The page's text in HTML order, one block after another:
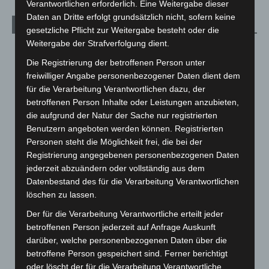
August 2026
Juli 2026(73)
Juni 2026(139)
Mai 2026(99)
April 2026
März 2026(115)
Februar 2026(109)
Januar 2026
(122)
Dezember 2025(103)
November 2025(114)
Oktober 2025 (112)
September 2025
Verantwortlichen erforderlich. Eine Weitergabe dieser
Daten an Dritte erfolgt grundsätzlich nicht, sofern keine
gesetzliche Pflicht zur Weitergabe besteht oder die
Weitergabe der Strafverfolgung dient.
Die Registrierung der betroffenen Person unter
freiwilliger Angabe personenbezogener Daten dient dem
für die Verarbeitung Verantwortlichen dazu, der
betroffenen Person Inhalte oder Leistungen anzubieten,
die aufgrund der Natur der Sache nur registrierten
Benutzern angeboten werden können. Registrierten
Personen steht die Möglichkeit frei, die bei der
Registrierung angegebenen personenbezogenen Daten
jederzeit abzuändern oder vollständig aus dem
Datenbestand des für die Verarbeitung Verantwortlichen
löschen zu lassen.
Der für die Verarbeitung Verantwortliche erteilt jeder
betroffenen Person jederzeit auf Anfrage Auskunft
darüber, welche personenbezogenen Daten über die
betroffene Person gespeichert sind. Ferner berichtigt
oder löscht der für die Verarbeitung Verantwortliche